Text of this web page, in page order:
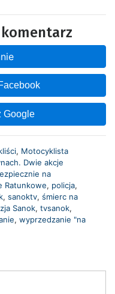
Google
, Motocyklista
Dwie akcje
na
Ratunkowe, policja,
, sanoktv, śmierc na
Sanok, tvsanok,
, wyprzedzanie "na